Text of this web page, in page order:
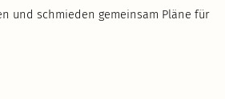
und schmieden gemeinsam Pläne für